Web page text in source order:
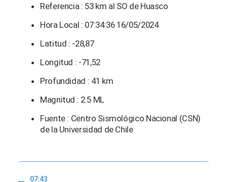
Referencia : 53 km al SO de Huasco
Hora Local : 07:34:36 16/05/2024
Latitud : -28,87
Longitud : -71,52
Profundidad : 41 km
Magnitud : 2.5 ML
Fuente : Centro Sismológico Nacional (CSN)
de la Universidad de Chile
07:43